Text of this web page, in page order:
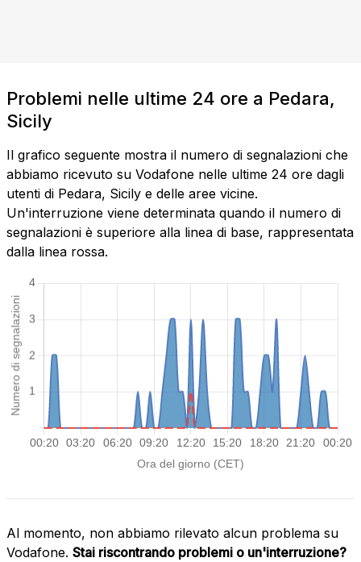
Problemi nelle ultime 24 ore a Pedara,
Sicily
Il grafico seguente mostra il numero di segnalazioni che
abbiamo ricevuto su Vodafone nelle ultime 24 ore dagli
utenti di Pedara, Sicily e delle aree vicine.
Un'interruzione viene determinata quando il numero di
segnalazioni è superiore alla linea di base, rappresentata
dalla linea rossa.
Al momento, non abbiamo rilevato alcun problema su
Vodafone. Stai riscontrando problemi o un'interruzione?